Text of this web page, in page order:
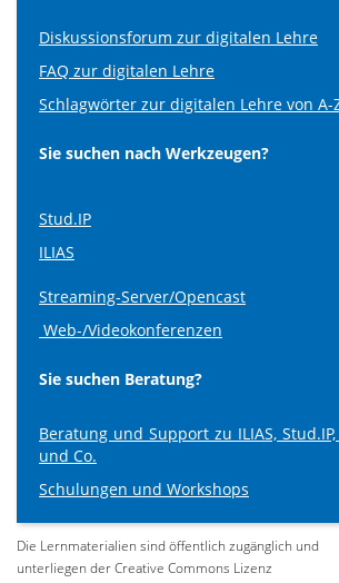
Diskussionsforum zur digitalen Lehre
FAQ zur digitalen Lehre
Schlagwörter zur digitalen Lehre von A-
Sie suchen nach Werkzeugen?
Stud.IP
ILIAS
Streaming-Server/Opencast
Web-/Videokonferenzen
Sie suchen Beratung?
Beratung und Support zu ILIAS,
und Co.
Schulungen und Workshops
Die Lernmaterialien sind öffentlich zugänglich und
unterliegen der Creative Commons Lizenz